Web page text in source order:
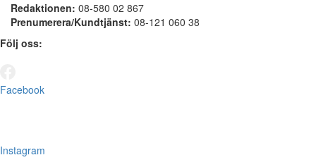
Redaktionen: 08-580 02 867
Prenumerera/Kundtjänst: 08-121 060 38
Följ oss:
Facebook
Instagram